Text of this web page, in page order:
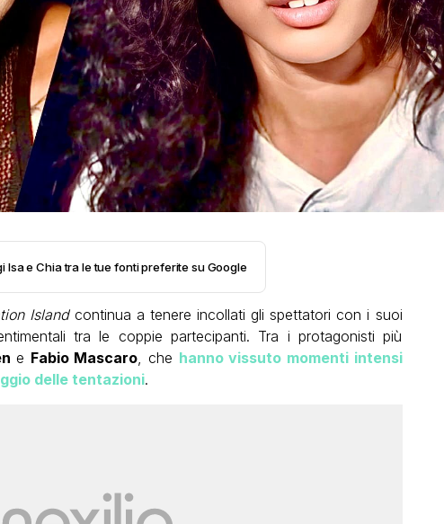
Isa e Chia tra le tue fonti preferite su Google
Islandcontinua a tenere incollati gli spettatori con i suoi
tra le coppie partecipanti. Tra i protagonisti più
e Fabio Mascaro , che hanno vissuto momenti intensi
delle tentazioni.